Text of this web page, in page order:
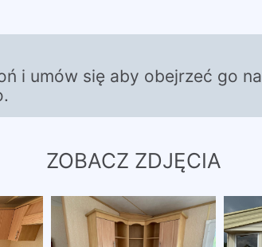
i umów się aby obejrzeć go na
ZOBACZ ZDJĘCIA